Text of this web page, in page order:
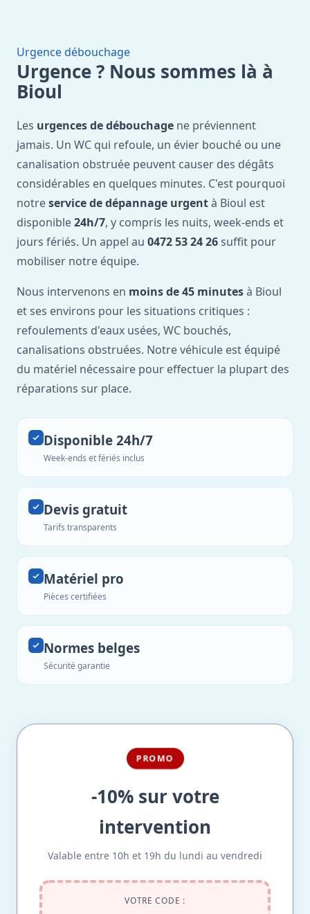
Urgence débouchage
Urgence ? Nous sommes là à
Bioul
Les urgences de débouchage ne préviennent
jamais. Un WC qui refoule, un évier bouché ou une
canalisation obstruée peuvent causer des dégâts
considérables en quelques minutes. C'est pourquoi
notreservice de dépannage urgentà Bioul est
disponible24h/7, y compris les nuits, week-ends et
jours fériés. Un appel au 0472 53 24 26 suffit pour
mobiliser notre équipe.
Nous intervenons en moins de 45 minutesà Bioul
et ses environs pour les situations critiques :
refoulements d'eaux usées, WC bouchés,
canalisations obstruées. Notre véhicule est équipé
du matériel nécessaire pour effectuer la plupart des
réparations sur place.
Disponible 24h/7
Week-ends et fériés inclus
Devis gratuit
Tarifs transparents
Matériel pro
Pièces certifiées
Normes belges
Sécurité garantie
PROMO
-10% sur votre
intervention
Valable entre 10h et 19h du lundi au vendredi
VOTRE CODE :